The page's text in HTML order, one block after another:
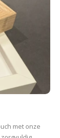
met onze